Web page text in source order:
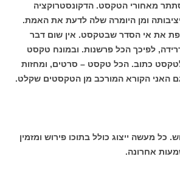
מאחורי הטקסט. הדקונסטרוקציה
ומן היומרה שלה לדעת את האמת.
את אי הסדר שבטקסט. אין שום דבר
לפיכך הכל פרשנות. ובמונח טקסט
לטקסט כתוב. הכל טקסט – סרטים, ומחזות
האני הקורא המורכב מן הטקסטים שקלט.
כל מעשה ייצוג כולל בתוכו פירוש ומזמין
אחרונה.